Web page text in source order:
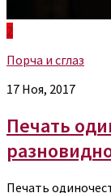
2
Порча и сглаз
17 Ноя, 2017
Печать
Печать